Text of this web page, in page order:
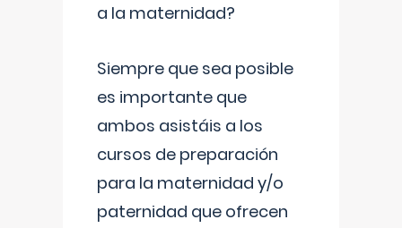
a la maternidad?
Siempre que sea posible
es importante que
ambos asistáis a los
cursos de preparación
para la maternidad y/o
paternidad que ofrecen